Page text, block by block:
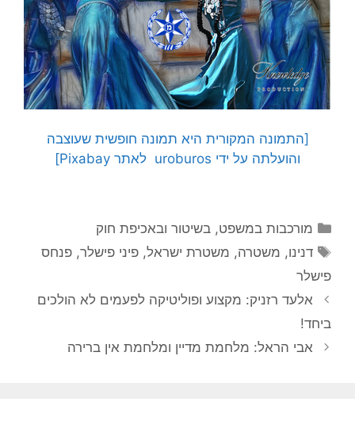
[התמונה המקורית היא תמונה חופשית שעוצבה
והועלתה על ידי uroburos לאתר Pixabay]
קטגוריות
מורכבות במשפט, בשיטור ובאכיפת חוק
תגיות
דנינו, משטרה, משטרת ישראל,פיני פישלר,פנחס
פישלר
אלעד רזניק: מקצוע ופוליטיקה לפעמים לא הולכים
ביחד!
אבי הראל: מלחמת מדיין ומלחמת אין ברירה